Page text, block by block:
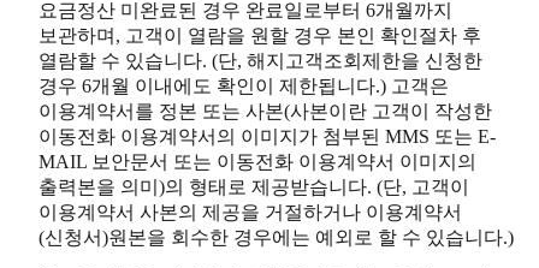
요금정산 미완료된 경우 완료일로부터 6개월까지
보관하며, 고객이 열람을 원할 경우 본인 확인절차 후
열람할 수 있습니다. (단, 해지고객조회제한을 신청한
경우 6개월 이내에도 확인이 제한됩니다.) 고객은
이용계약서를 정본 또는 사본(사본이란 고객이 작성한
이동전화 이용계약서의 이미지가 첨부된 MMS 또는 E-
MAIL 보안문서 또는 이동전화 이용계약서 이미지의
출력본을 의미)의 형태로 제공받습니다. (단, 고객이
이용계약서 사본의 제공을 거절하거나 이용계약서
(신청서)원본을 회수한 경우에는 예외로 할 수 있습니다.)